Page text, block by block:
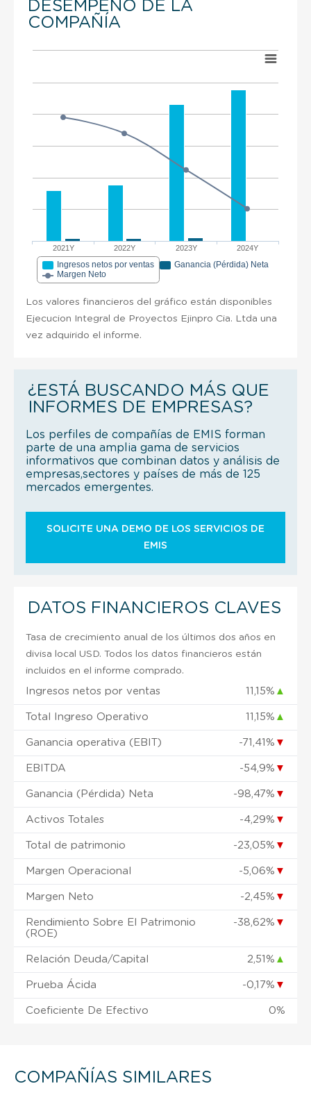
DESEMPEÑO DE LA
COMPAÑÍA
2021Y 2022Y 2023Y 2024Y
Ingresos netos por ventas
Ganancia (Pérdida) Neta
Margen Neto
Los valores financieros del gráfico están disponibles
Ejecucion Integral de Proyectos Ejinpro Cia. Ltda una
vez adquirido el informe.
¿ESTÁ BUSCANDO MÁS QUE
INFORMES DE EMPRESAS?
Los perfiles de compañías de EMIS forman
parte de una amplia gama de servicios
informativos que combinan datos y análisis de
empresas,sectores y países de más de 125
mercados emergentes.
SOLICITE UNA DEMO DE LOS SERVICIOS DE
EMIS
DATOS FINANCIEROS CLAVES
Tasa de crecimiento anual de los últimos dos años en
divisa local USD. Todos los datos financieros están
incluidos en el informe comprado.
Ingresos netos por ventas 11,15% ▲
Total Ingreso Operativo 11,15% ▲
Ganancia operativa (EBIT) -71,41% ▼
EBITDA -54,9% ▼
Ganancia (Pérdida) Neta -98,47% ▼
Activos Totales -4,29% ▼
Total de patrimonio -23,05% ▼
Margen Operacional -5,06% ▼
Margen Neto -2,45% ▼
Rendimiento Sobre El Patrimonio
(ROE)
-38,62% ▼
Relación Deuda/Capital 2,51% ▲
Prueba Ácida -0,17% ▼
Coeficiente De Efectivo 0%
COMPAÑÍAS SIMILARES